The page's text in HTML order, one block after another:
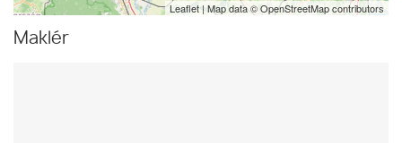
Leaflet| Map data ©OpenStreetMapcontributors
Maklér